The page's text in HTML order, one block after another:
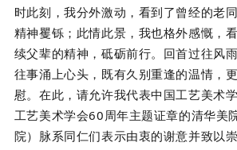
时此刻，我分外激动，看到了曾经的老
精神矍铄；此情此景，我也格外感慨，
续父辈的精神，砥砺前行。回首过往风
往事涌上心头，既有久别重逢的温情，
慰。在此，请允许我代表中国工艺美术
工艺美术学会60 周年主题证章的清华美
院）脉系同仁们表示由衷的谢意并致以崇